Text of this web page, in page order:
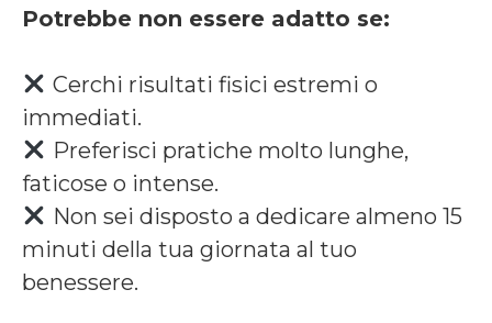
Potrebbe non essere adatto se:
Cerchi risultati fisici estremi o
immediati.
Preferisci pratiche molto lunghe,
faticose o intense.
Non sei disposto a dedicare almeno 15
minuti della tua giornata al tuo
benessere.